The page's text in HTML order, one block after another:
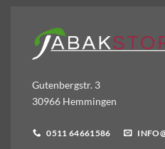
Gutenbergstr. 3
30966 Hemmingen
0511 64661586